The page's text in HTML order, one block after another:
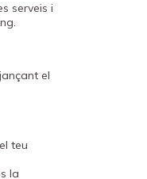
serveis i
el
teu
la